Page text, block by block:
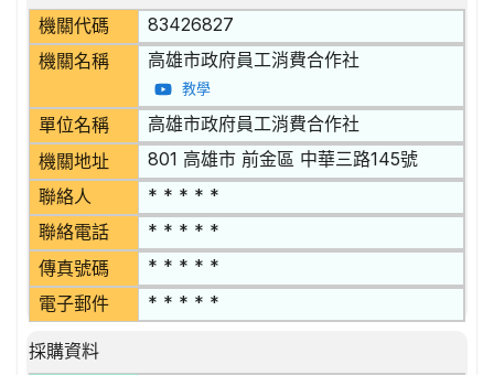
機關代碼
83426827
機關名稱 高雄市政府員工消費合作社
教學
單位名稱 高雄市政府員工消費合作社
機關地址 801 高雄市 前金區 中華三路145號
聯絡人 * * * * *
聯絡電話 * * * * *
傳真號碼 * * * * *
電子郵件 * * * * *
採購資料